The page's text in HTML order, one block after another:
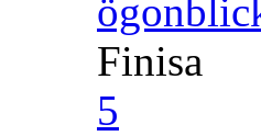
Finisa
5